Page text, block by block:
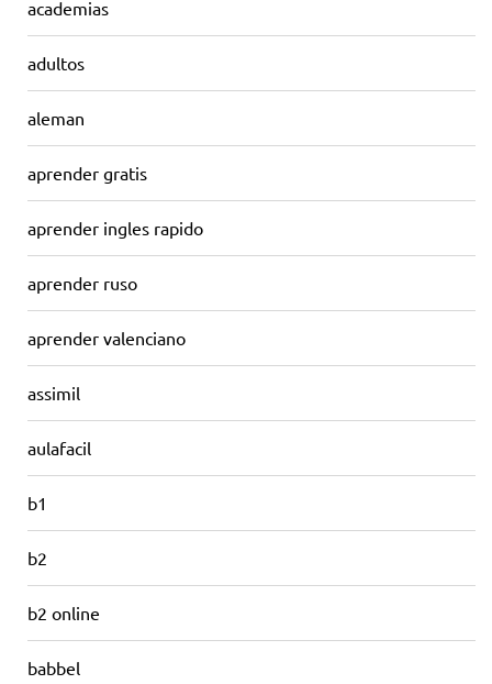
academias
adultos
aleman
aprender gratis
aprender ingles rapido
aprender ruso
aprender valenciano
assimil
aulafacil
b1
b2
b2 online
babbel